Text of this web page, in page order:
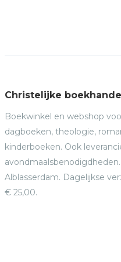
Christelijke
Boekwinkel en webshop
dagboeken, theologie,
kinderboeken. Ook
Alblasserdam. Dagelijkse
€ 25,00.